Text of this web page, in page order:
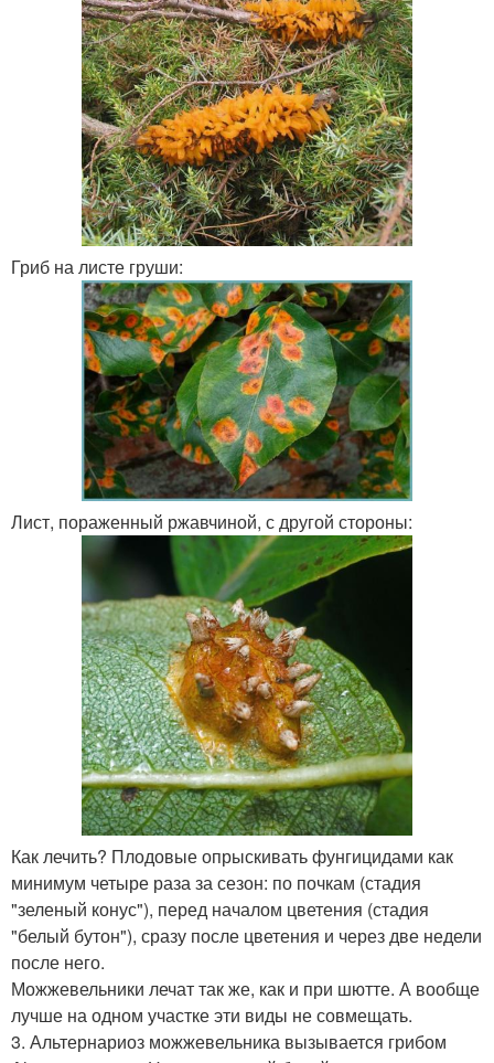
Гриб на листе груши:
Лист, пораженный ржавчиной, с другой стороны:
Как лечить? Плодовые опрыскивать фунгицидами как
минимум четыре раза за сезон: по почкам (стадия
"зеленый конус"), перед началом цветения (стадия
"белый бутон"), сразу после цветения и через две недели
после него.
Можжевельники лечат так же, как и при шютте. А вообще
лучше на одном участке эти виды не совмещать.
3. Альтернариоз можжевельника вызывается грибом